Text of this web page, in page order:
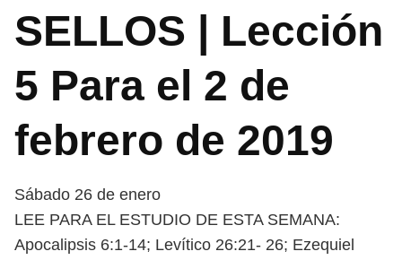
SELLOS | Lección
5 Para el 2 de
febrero de 2019
Sábado 26 de enero
LEE PARA EL ESTUDIO DE ESTA SEMANA:
Apocalipsis 6:1-14; Levítico 26:21- 26; Ezequiel